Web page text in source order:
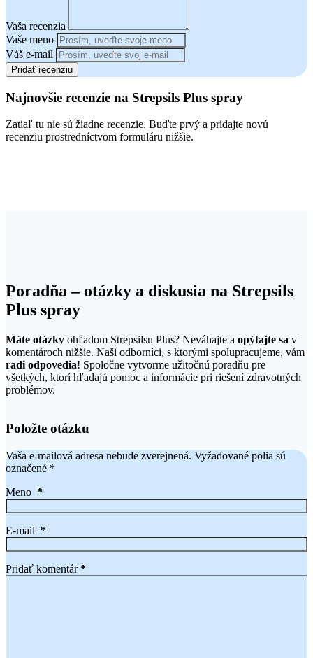
Vaša recenzia
Vaše meno
Váš e-mail
Pridať recenziu
Najnovšie recenzie na Strepsils Plus spray
Zatiaľ tu nie sú žiadne recenzie. Buďte prvý a pridajte novú
recenziu prostredníctvom formuláru nižšie.
Poradňa – otázky a diskusia na Strepsils
Plus spray
Máte otázky ohľadom Strepsilsu Plus? Neváhajte a opýtajte sa v
komentároch nižšie. Naši odborníci, s ktorými spolupracujeme, vám
radi odpovedia! Spoločne vytvorme užitočnú poradňu pre
všetkých, ktorí hľadajú pomoc a informácie pri riešení zdravotných
problémov.
Položte otázku
Vaša e-mailová adresa nebude zverejnená. Vyžadované polia sú
označené *
Meno *
E-mail *
Pridať komentár*